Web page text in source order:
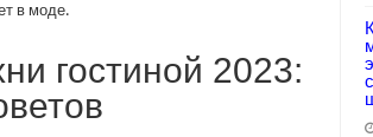
в моде.
гостиной 2023: